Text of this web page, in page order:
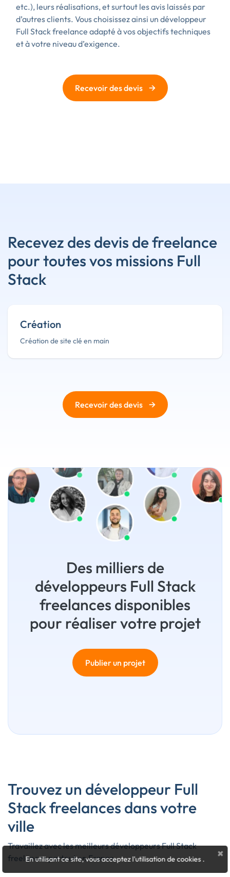
etc.), leurs réalisations, et surtout les avis laissés par
d’autres clients. Vous choisissez ainsi un développeur
Full Stack freelance adapté à vos objectifs techniques
et à votre niveau d’exigence.
Recevoir des devis →
Recevez des devis de freelance
pour toutes vos missions Full
Stack
Création
Création de site clé en main
Recevoir des devis →
Des milliers de
développeurs Full Stack
freelances disponibles
pour réaliser votre projet
Publier un projet
Trouvez un développeur Full
Stack freelances dans votre
ville
Travaillez avec les meilleurs développeurs Full Stack
freelances partout en France.
×
En utilisant ce site, vous acceptez l'utilisation de cookies.